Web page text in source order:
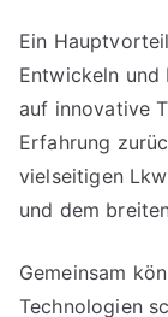
Ein
Entwickeln und
auf innovative
Erfahrung
vielseitigen
und dem
Gemeinsam
Technologien